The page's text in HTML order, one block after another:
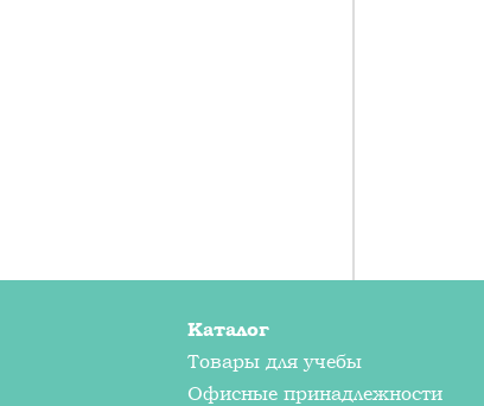
Каталог
Товары для учебы
Офисные принадлежности